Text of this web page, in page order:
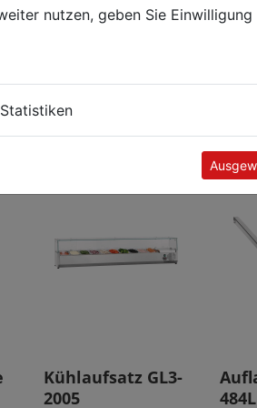
Kunden
Kühlaufsatz GL3-
2005
nutzen, geben Sie
Statistiken